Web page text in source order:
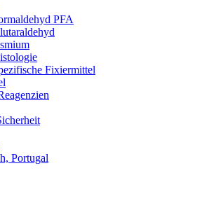
PFA
Fixiermittel